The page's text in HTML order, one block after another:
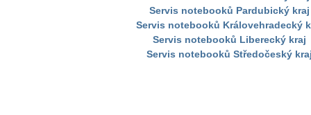
Servis notebooků Pardubický kraj
Servis notebooků Královehradecký
Servis notebooků Liberecký kraj
Servis notebooků Středočeský